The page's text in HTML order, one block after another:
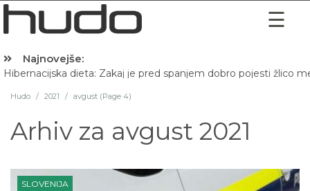
Najnovejše:
Hibernacijska dieta: Zakaj je pred spanjem dobro pojesti žlico
Hudo / 2021 / avgust (Page 4)
Arhiv za avgust 2021
SLOVENIJA